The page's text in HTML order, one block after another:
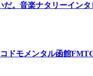
だ。音楽ナタリーイン
ドモメンタル函館